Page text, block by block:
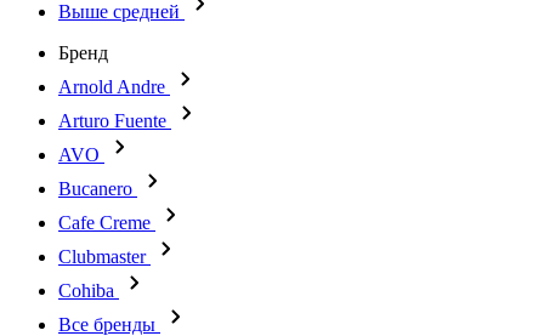
Выше средней
Бренд
Arnold Andre
Arturo Fuente
AVO
Bucanero
Cafe Creme
Clubmaster
Cohiba
Все бренды